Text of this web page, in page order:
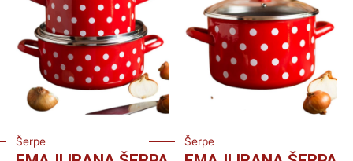
Šerpe Šerpe